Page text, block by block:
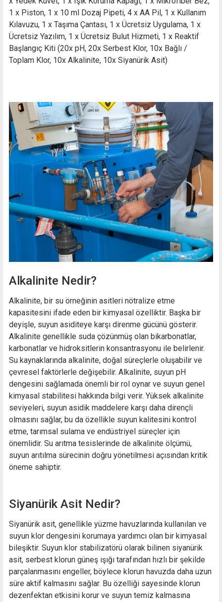
1 x Piston, 1 x 10 ml Dozaj Pipeti, 4 x AA Pil, 1 x Kullanım
Kılavuzu, 1 x Taşıma Çantası, 1 x Ücretsiz Uygulama, 1 x
Ücretsiz Yazılım, 1 x Ücretsiz Bulut Hizmeti, 1 x Reaktif
Başlangıç Kiti (20x pH, 20x Serbest Klor, 10x Bağlı /
Toplam Klor, 10x Alkalinite, 10x Siyanürik Asit)
Alkalinite Nedir?
Alkalinite, bir su örneğinin asitleri nötralize etme
kapasitesini ifade eden bir kimyasal özelliktir. Başka bir
deyişle, suyun asiditeye karşı direnme gücünü gösterir.
Alkalinite genellikle suda çözünmüş olan bikarbonatlar,
karbonatlar ve hidroksitlerin konsantrasyonu ile belirlenir.
Su kaynaklarında alkalinite, doğal süreçlerle oluşabilir ve
çevresel faktörlerle değişebilir. Alkalinite, suyun pH
dengesini sağlamada önemli bir rol oynar ve suyun genel
kimyasal stabilitesi hakkında bilgi verir. Yüksek alkalinite
seviyeleri, suyun asidik maddelere karşı daha dirençli
olmasını sağlar, bu da özellikle suyun kalitesini kontrol
etme, tarımsal sulama ve endüstriyel süreçler için
önemlidir. Su arıtma tesislerinde de alkalinite ölçümü,
suyun arıtılma sürecinin doğru yönetilmesi açısından kritik
öneme sahiptir.
Siyanürik Asit Nedir?
Siyanürik asit, genellikle yüzme havuzlarında kullanılan ve
suyun klor dengesini korumaya yardımcı olan bir kimyasal
bileşiktir. Suyun klor stabilizatörü olarak bilinen siyanürik
asit, serbest klorun güneş ışığı tarafından hızlı bir şekilde
parçalanmasını engeller, böylece klorun havuzda daha uzun
süre aktif kalmasını sağlar. Bu özelliği sayesinde klorun
dezenfektan etkisini korur ve suyun temiz kalmasına